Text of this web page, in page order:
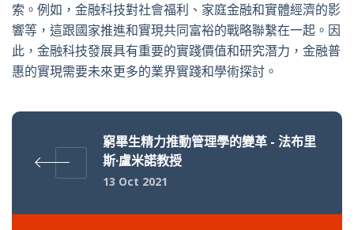
索。例如，金融科技對社會福利、家庭金融和實體經濟的影
響等，這跟國家推進和實現共同富裕的戰略聯繫在一起。因
此，金融科技發展具有重要的實踐價值和研究潛力，金融普
惠的實現需要未來更多的業界實踐和學術探討。
窮畢生精力推動管理學的變革 - 法布里
斯·盧米諾教授
13 Oct 2021